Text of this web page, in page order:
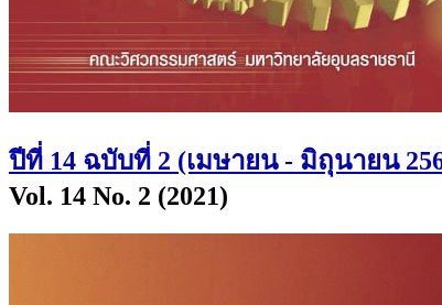
ปีที่ 14 ฉบับที่ 2 (เมษายน - มิถุนายน
Vol. 14 No. 2 (2021)